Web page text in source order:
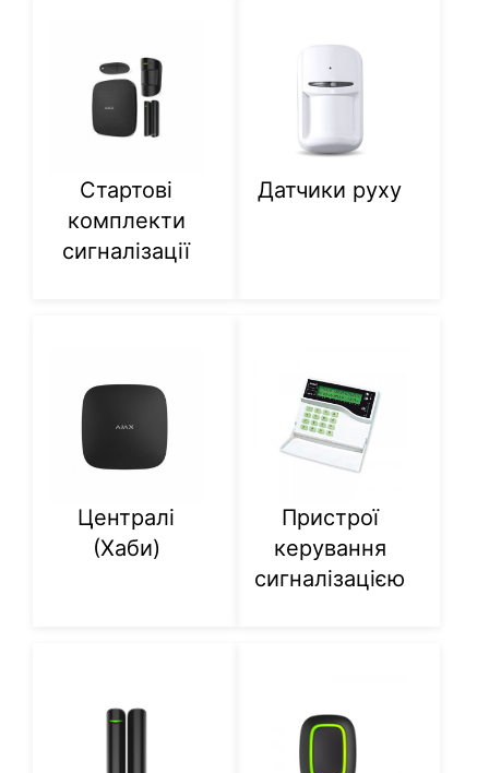
Стартові
комплекти
сигналізації
Датчики руху
Централі
(Хаби)
Пристрої
керування
сигналізацією